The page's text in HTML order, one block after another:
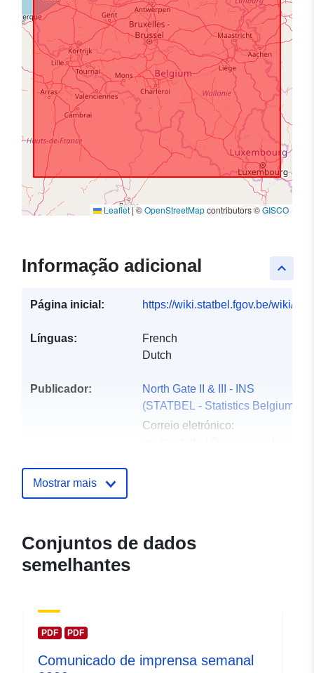
Leaflet|©OpenStreetMapcontributors ©GISCO
keyboard_arrow_up
Informação adicional
Página inicial: https://wiki.statbel.fgov.be/wiki/
Línguas:
French
Dutch
Publicador:
North Gate II & III - INS
(STATBEL - Statistics Belgium)
Correio eletrónico:
Correio eletrónico:
Mostrar mais
Conjuntos de dados
semelhantes
PDF PDF
Comunicado de imprensa semanal